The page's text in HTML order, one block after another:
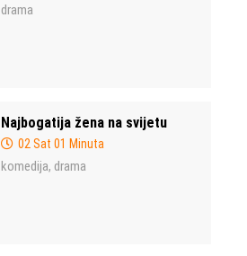
drama
Najbogatija žena na svijetu
02 Sat 01 Minuta
komedija, drama